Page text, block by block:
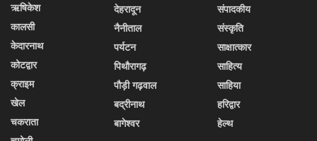
ऋषिकेश
कालसी
केदारनाथ
कोटद्वार
क्राइम
खेल
चकराता
देहरादून
नैनीताल
पर्यटन
पिथौरागढ़
पौड़ी गढ़वाल
बद्रीनाथ
बागेश्वर
संपादकीय
संस्कृति
साक्षात्कार
साहित्य
साहिया
हरिद्वार
हेल्थ